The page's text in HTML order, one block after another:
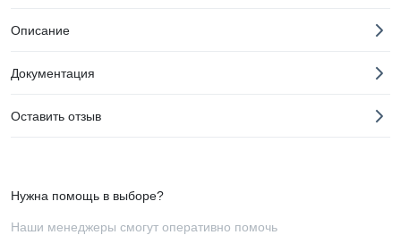
Описание
Документация
Оставить отзыв
Нужна помощь в выборе?
Наши менеджеры смогут оперативно помочь